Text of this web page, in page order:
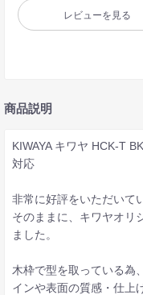
レビューを見る
商品説明
KIWAYA キワヤ HCK-T
対応
非常に好評をいただいて
そのままに、キワヤオリ
ました。
木枠で型を取っている為
インや表面の質感・仕上